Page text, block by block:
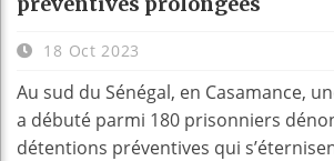
18 Oct 2023
Au sud du Sénégal, en Casamance,
a débuté parmi 180 prisonniers
détentions préventives qui